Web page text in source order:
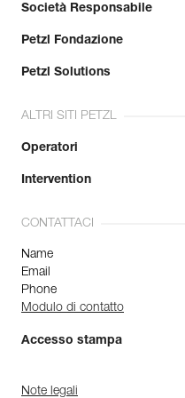
Società Responsabile
Petzl Fondazione
Petzl Solutions
ALTRI SITI PETZL
Operatori
Intervention
CONTATTACI
Name
Email
Phone
Modulo di contatto
Accesso stampa
Note legali